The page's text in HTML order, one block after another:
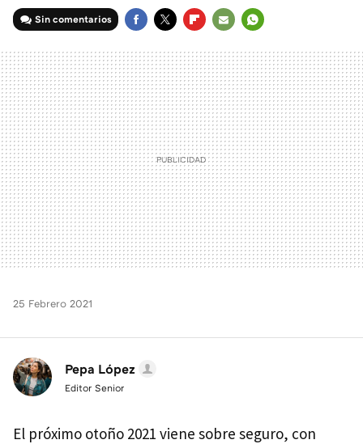
Sin comentarios
MAIL
25 Febrero 2021
Pepa López
Editor Senior
El próximo otoño 2021 viene sobre seguro, con